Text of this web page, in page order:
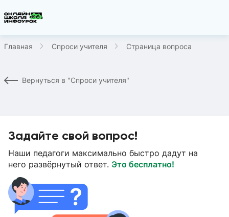
Главная Спроси учителя Страница вопроса
Вернуться в "Спроси учителя"
Задайте свой вопрос!
Наши педагоги максимально быстро дадут на
него развёрнутый ответ. Это бесплатно!